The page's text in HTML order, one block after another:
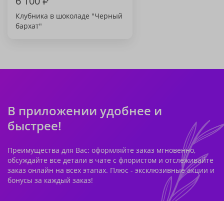
Клубника в шоколаде "Черный
бархат"
В приложении удобнее и
быстрее!
Преимущества для Вас: оформляйте заказ мгновенно,
обсуждайте все детали в чате с флористом и отслеживайте
заказ онлайн на всех этапах. Плюс - эксклюзивные акции и
бонусы за каждый заказ!